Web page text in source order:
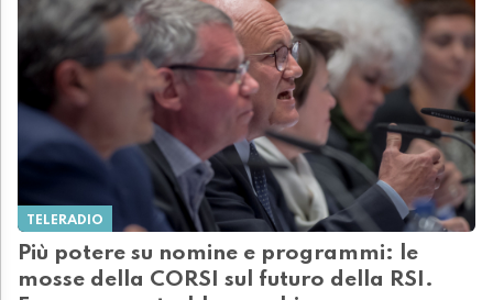
TELERADIO
Più potere su nomine e programmi: le
mosse della CORSI sul futuro della RSI.